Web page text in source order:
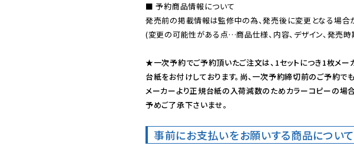
■ 予約商品情報について
発売前の掲載情報は監修中の為、発売後に変更となる場合が
(変更の可能性がある点…商品仕様、内容、デザイン、発売時
★一次予約でご予約頂いたご注文は、1セットにつき1枚メ
台紙をお付けしております。尚、一次予約締切前のご予約でも
メーカーより正規台紙の入荷減数のためカラーコピーの場合
予めご了承下さいませ。
事前にお支払いをお願いする商品について